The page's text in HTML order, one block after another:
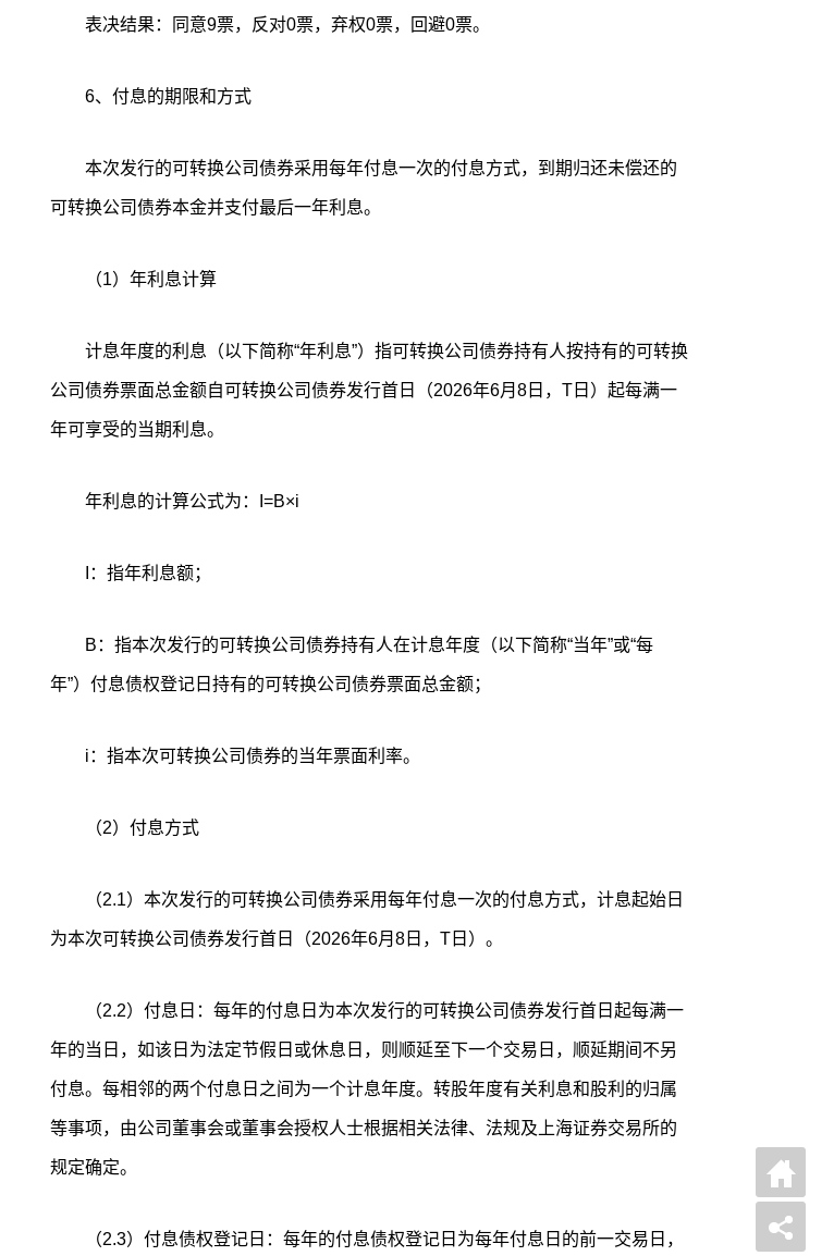
表决结果：同意9票，反对0票，弃权0票，回避0票。
6、付息的期限和方式
本次发行的可转换公司债券采用每年付息一次的付息方式，到期归还未偿还的
可转换公司债券本金并支付最后一年利息。
（1）年利息计算
计息年度的利息（以下简称“年利息”）指可转换公司债券持有人按持有的可转换
公司债券票面总金额自可转换公司债券发行首日（2026年6月8日，T日）起每满一
年可享受的当期利息。
年利息的计算公式为：I=B×i
I：指年利息额；
B：指本次发行的可转换公司债券持有人在计息年度（以下简称“当年”或“每
年”）付息债权登记日持有的可转换公司债券票面总金额；
i：指本次可转换公司债券的当年票面利率。
（2）付息方式
（2.1）本次发行的可转换公司债券采用每年付息一次的付息方式，计息起始日
为本次可转换公司债券发行首日（2026年6月8日，T日）。
（2.2）付息日：每年的付息日为本次发行的可转换公司债券发行首日起每满一
年的当日，如该日为法定节假日或休息日，则顺延至下一个交易日，顺延期间不另
付息。每相邻的两个付息日之间为一个计息年度。转股年度有关利息和股利的归属
等事项，由公司董事会或董事会授权人士根据相关法律、法规及上海证券交易所的
规定确定。
（2.3）付息债权登记日：每年的付息债权登记日为每年付息日的前一交易日，